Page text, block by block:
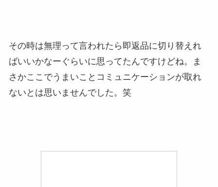
その時は無理って言われたら即返品に切り替えれ
ばいいかなーぐらいに思ってたんですけどね。ま
さかここでうまいことコミュニケーションが取れ
ないとは思いませんでした。笑